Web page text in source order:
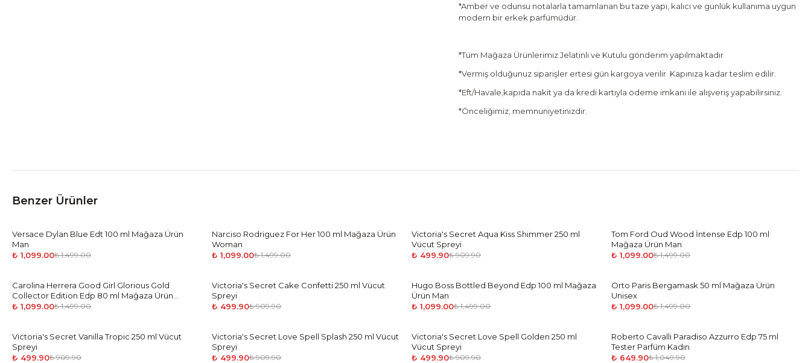
*Amber ve odunsu notalarla tamamlanan bu taze yapı, kalıcı ve günlük kullanıma uygun
modern bir erkek parfümüdür.
*Tüm Mağaza Ürünlerimiz Jelatinli ve Kutulu gönderim yapılmaktadır
*Vermiş olduğunuz siparişler ertesi gün kargoya verilir. Kapınıza kadar teslim edilir.
*Eft/Havale,kapıda nakit ya da kredi kartıyla ödeme imkanı ile alışveriş yapabilirsiniz.
*Önceliğimiz, memnuniyetinizdir.
Benzer Ürünler
-27%
Versace Dylan Blue Edt 100 ml Mağaza Ürün
Man
₺ 1,099.00₺ 1,499.00
-27%
Narciso Rodriguez For Her 100 ml Mağaza Ürün
Woman
₺ 1,099.00₺ 1,499.00
-45%
Victoria's Secret Aqua Kiss Shimmer 250 ml
Vücut Spreyi
₺ 499.90₺ 909.90
-27%
Tom Ford Oud Wood İntense Edp 100 ml
Mağaza Ürün Man
₺ 1,099.00₺ 1,499.00
-27%
Carolina Herrera Good Girl Glorious Gold
Collector Edition Edp 80 ml Mağaza Ürün
Woman
₺ 1,099.00₺ 1,499.00
-45%
Victoria's Secret Cake Confetti 250 ml Vücut
Spreyi
₺ 499.90₺ 909.90
-27 %
Hugo Boss Bottled Beyond Edp 100 ml Mağaza
Ürün Man
₺ 1,099.00₺ 1,499.00
-27%
Orto Paris Bergamask 50 ml Mağaza Ürün
Unisex
₺ 1,099.00₺ 1,499.00
-45%
Victoria's Secret Vanilla Tropic 250 ml Vücut
Spreyi
₺ 499.90₺ 909.90
-45%
Victoria's Secret Love Spell Splash 250 ml Vücut
Spreyi
₺ 499.90₺ 909.90
-45%
Victoria's Secret Love Spell Golden 250 ml
Vücut Spreyi
₺ 499.90₺ 909.90
-38%
Roberto Cavalli Paradiso Azzurro Edp 75 ml
Tester Parfüm Kadın
₺ 649.90₺ 1,049.90